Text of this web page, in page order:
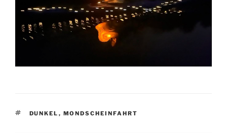
SCHLAGWÖRTER
DUNKEL , MONDSCHEINFAHRT